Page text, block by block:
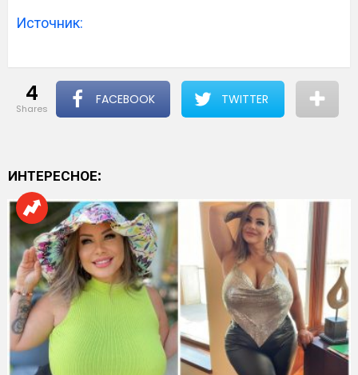
Источник:
4
shares
FACEBOOK TWITTER
ИНТЕРЕСНОЕ: